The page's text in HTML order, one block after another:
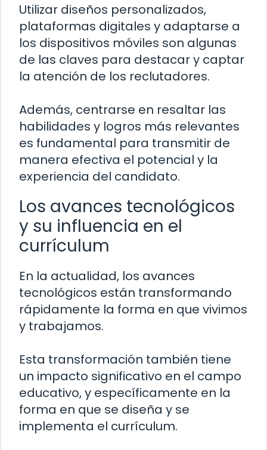
Utilizar diseños personalizados,
plataformas digitales y adaptarse a
los dispositivos móviles son algunas
de las claves para destacar y captar
la atención de los reclutadores.
Además, centrarse en resaltar las
habilidades y logros más relevantes
es fundamental para transmitir de
manera efectiva el potencial y la
experiencia del candidato.
Los avances tecnológicos
y su influencia en el
currículum
En la actualidad, los avances
tecnológicos están transformando
rápidamente la forma en que vivimos
y trabajamos.
Esta transformación también tiene
un impacto significativo en el campo
educativo, y específicamente en la
forma en que se diseña y se
implementa el currículum.